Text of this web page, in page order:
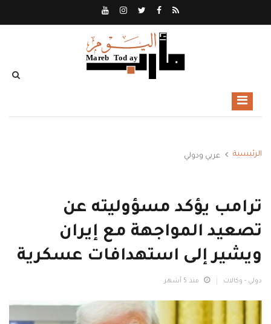
الرئيسية عربي ودولي
ترامب يؤكد مسؤوليته عن
تصعيد المواجهة مع إيران
ويشير إلى استهدافات عسكرية
دولي - وكالات منذ 5 أشهر